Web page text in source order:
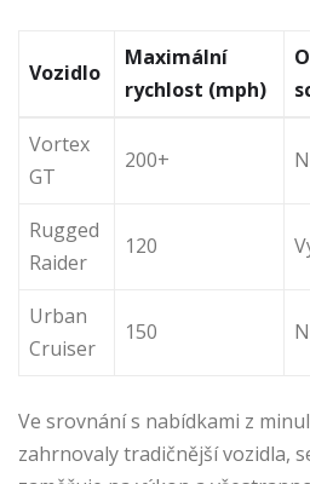
Vozidlo
Maximální
rychlost (mph)
Vortex
GT
200+
Rugged
Raider
120
Urban
Cruiser
150
Ve srovnání s nabídkami z
zahrnovaly tradičnější vozidla,